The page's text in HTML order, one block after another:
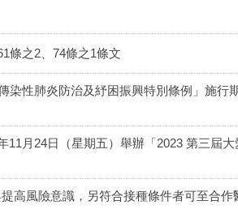
條之2、74條之1條文
染性肺炎防治及紓困振興特別條例」施行
11月24日（星期五）舉辦「2023 第三屆大
高風險意識，另符合接種條件者可至合作